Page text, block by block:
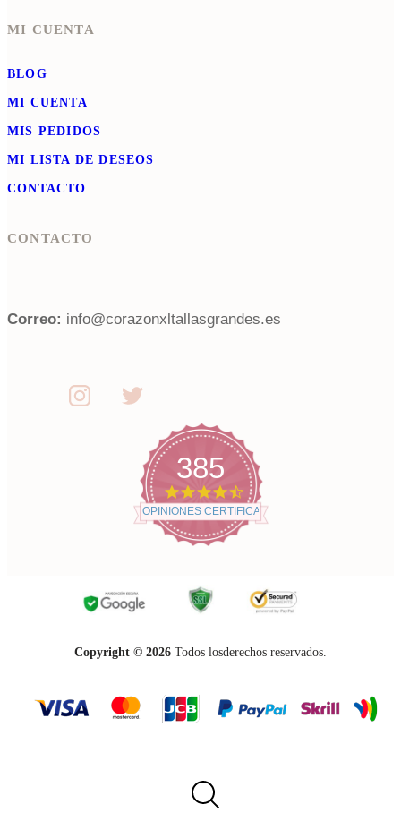
MI CUENTA
BLOG
MI CUENTA
MIS PEDIDOS
MI LISTA DE DESEOS
CONTACTO
CONTACTO
Correo: info@corazonxltallasgrandes.es
385
4.7
star
rating
OPINIONES CERTIFICADAS
Copyright © 2026 Todos losderechos reservados.